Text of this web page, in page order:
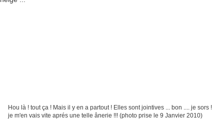
Hou là ! tout ça ! Mais il y en a partout ! Elles sont jointives ... bon .... je sors !
je m'en vais vite aprés une telle ânerie !!! (photo prise le 9 Janvier 2010)